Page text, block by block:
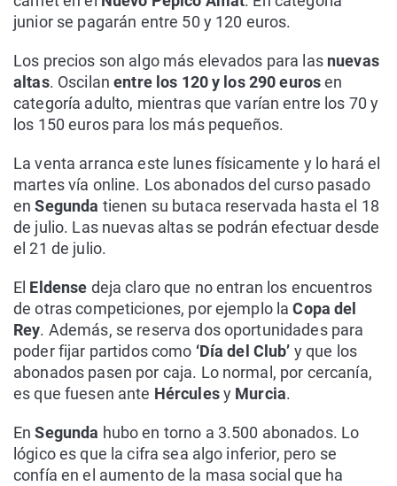
junior se pagarán entre 50 y 120 euros.
Los precios son algo más elevados para las nuevas
altas. Oscilanentre los 120 y los 290 eurosen
categoría adulto, mientras que varían entre los 70 y
los 150 euros para los más pequeños.
La venta arranca este lunes físicamente y lo hará el
martes vía online. Los abonados del curso pasado
enSegunda tienen su butaca reservada hasta el 18
de julio. Las nuevas altas se podrán efectuar desde
el 21 de julio.
El Eldense deja claro que no entran los encuentros
de otras competiciones, por ejemplo laCopa del
Rey. Además, se reserva dos oportunidades para
poder fijar partidos como ‘Día del Club’ y que los
abonados pasen por caja. Lo normal, por cercanía,
es que fuesen ante Hérculesy Murcia.
EnSegunda hubo en torno a 3.500 abonados. Lo
lógico es que la cifra sea algo inferior, pero se
confía en el aumento de la masa social que ha